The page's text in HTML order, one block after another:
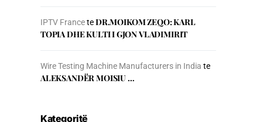
IPTV FranceteDR.MOIKOM ZEQO: KARL
TOPIA DHE KULTI I GJON VLADIMIRIT
Wire Testing Machine Manufacturers in India te
ALEKSANDËR MOISIU …
Kategoritë